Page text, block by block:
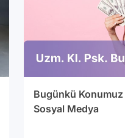
Bugünkü
Sosyal Medya